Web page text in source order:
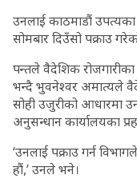
उनलाई काठमाडौं
सोमबार दिउँसो पक्राउ
पन्तले वैदेशिक
भन्दै भुवनेश्वर अमात्यले
सोही उजुरीको आधारमा
अनुसन्धान कार्यालयका
‘उनलाई पक्राउ गर्न
हौं,’ उनले भने।